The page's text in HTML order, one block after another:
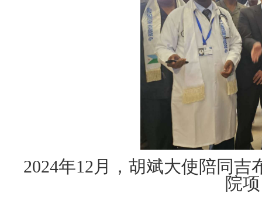
2024年12月，胡斌大使陪同
院